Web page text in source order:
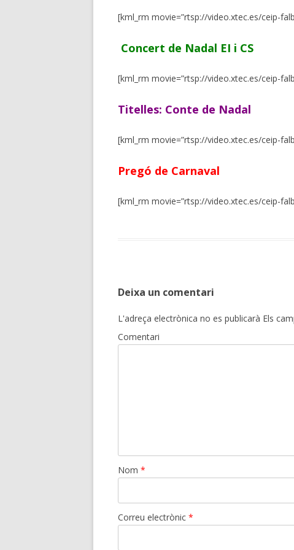
[kml_rm movie=”rtsp://video.xtec.es/ceip-
Concert de Nadal EI i CS
[kml_rm movie=”rtsp://video.xtec.es/ceip-
Titelles: Conte de Nadal
[kml_rm movie=”rtsp://video.xtec.es/ceip-
Pregó de Carnaval
[kml_rm movie=”rtsp://video.xtec.es/ceip-
Deixa un comentari
L'adreça electrònica no es publicarà Els
Comentari
Nom *
Correu electrònic *